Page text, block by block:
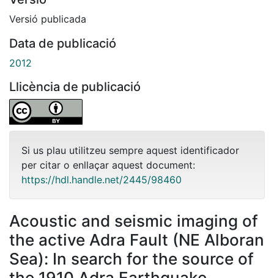
Versió publicada
Data de publicació
2012
Llicència de publicació
Si us plau utilitzeu sempre aquest identificador
per citar o enllaçar aquest document:
https://hdl.handle.net/2445/98460
Acoustic and seismic imaging of
the active Adra Fault (NE Alboran
Sea): In search for the source of